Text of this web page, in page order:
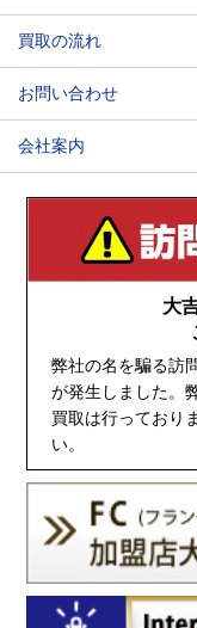
買取の流れ
お問い合わせ
会社案内
大
弊社の名を騙る訪
が発生しました。
買取は行っており
い。